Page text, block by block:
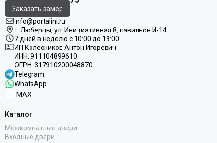
Заказать замер
info@portalini.ru
г. Люберцы, ул. Инициативная 8, павильон И-14
7 дней в неделю с 10:00 до 19:00
ИП Колесников Антон Игоревич
ИНН: 911104899610
ОГРН: 317910200048870
Telegram
WhatsApp
MAX
Каталог
Межкомнатные двери
Входные двери